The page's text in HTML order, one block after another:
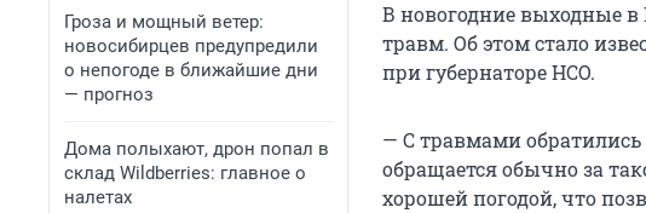
Гроза и мощный ветер:
новосибирцев предупредили
о непогоде в ближайшие дни
— прогноз
Дома полыхают, дрон попал в
склад Wildberries: главное о
налетах
В новогодние выходные в
травм. Об этом стало
при губернаторе НСО.
— С травмами обратились
обращается обычно за
хорошей погодой, что